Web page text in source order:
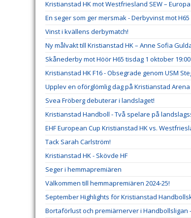
Kristianstad HK mot Westfriesland SEW –
En seger som ger mersmak - Derbyvinst mot H65
Vinst i kvällens derbymatch!
Ny målvakt till Kristianstad HK – Anne Sofia
Skånederby mot Höör H65 tisdag 1 oktober 19:00
Kristianstad HK F16 - Obsegrade genom USM
Upplev en oförglömlig dag på Kristianstad
Svea Fröberg debuterar i landslaget!
Kristianstad Handboll - Två spelare på
EHF European Cup Kristianstad HK vs.
Tack Sarah Carlström!
Kristianstad HK - Skövde HF
Seger i hemmapremiären
Välkommen till hemmapremiären 2024-25!
September Highlights för Kristianstad
Bortaförlust och premiärnerver i Handbollsligan